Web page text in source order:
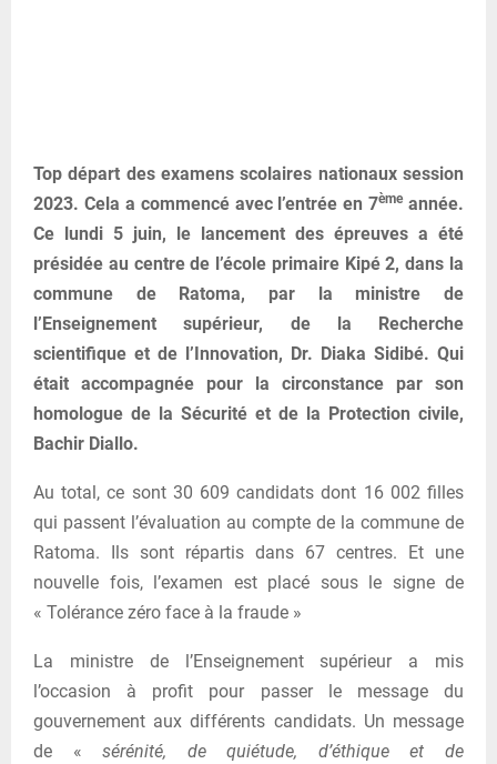
Top départ des examens scolaires nationaux session
2023. Cela a commencé avec l’entrée en 7èmeannée.
Ce lundi 5 juin, le lancement des épreuves a été
présidée au centre de l’école primaire Kipé 2, dans la
commune de Ratoma, par la ministre de
l’Enseignement supérieur, de la Recherche
scientifique et de l’Innovation, Dr. Diaka Sidibé. Qui
était accompagnée pour la circonstance par son
homologue de la Sécurité et de la Protection civile,
Bachir Diallo.
Au total, ce sont 30 609 candidats dont 16 002 filles
qui passent l’évaluation au compte de la commune de
Ratoma. Ils sont répartis dans 67 centres. Et une
nouvelle fois, l’examen est placé sous le signe de
« Tolérance zéro face à la fraude »
La ministre de l’Enseignement supérieur a mis
l’occasion à profit pour passer le message du
gouvernement aux différents candidats. Un message
de «sérénité, de quiétude, d’éthique et de